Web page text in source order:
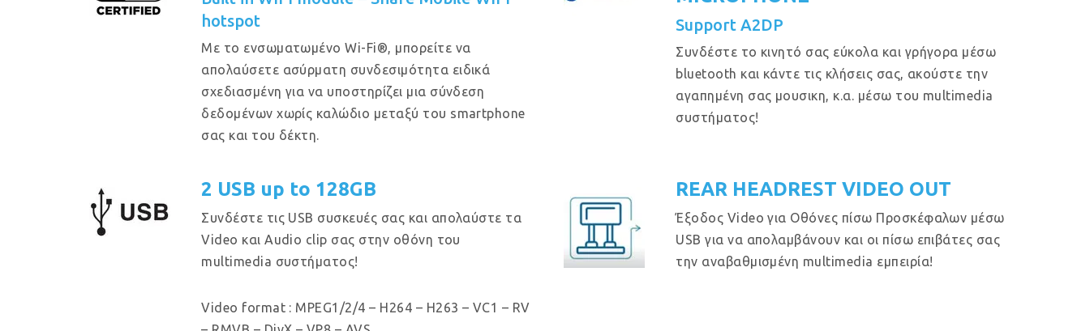
hotspot
Με το ενσωματωμένο Wi-Fi®, μπορείτε να
απολαύσετε ασύρματη συνδεσιμότητα ειδικά
σχεδιασμένη για να υποστηρίζει μια σύνδεση
δεδομένων χωρίς καλώδιο μεταξύ του smartphone
σας και του δέκτη.
Support A2DP
Συνδέστε το κινητό σας εύκολα και γρήγορα μέσω
bluetooth και κάντε τις κλήσεις σας, ακούστε την
αγαπημένη σας μουσικη, κ.α. μέσω του multimedia
συστήματος!
2 USB up to 128GB
Συνδέστε τις USB συσκευές σας και απολαύστε τα
Video και Audio clip σας στην οθόνη του
multimedia συστήματος!
Video format : MPEG1/2/4 – H264 – H263 – VC1 – RV
REAR HEADREST VIDEO OUT
Έξοδος Video για Οθόνες πίσω Προσκέφαλων μέσω
USB για να απολαμβάνουν και οι πίσω επιβάτες σας
την αναβαθμισμένη multimedia εμπειρία!